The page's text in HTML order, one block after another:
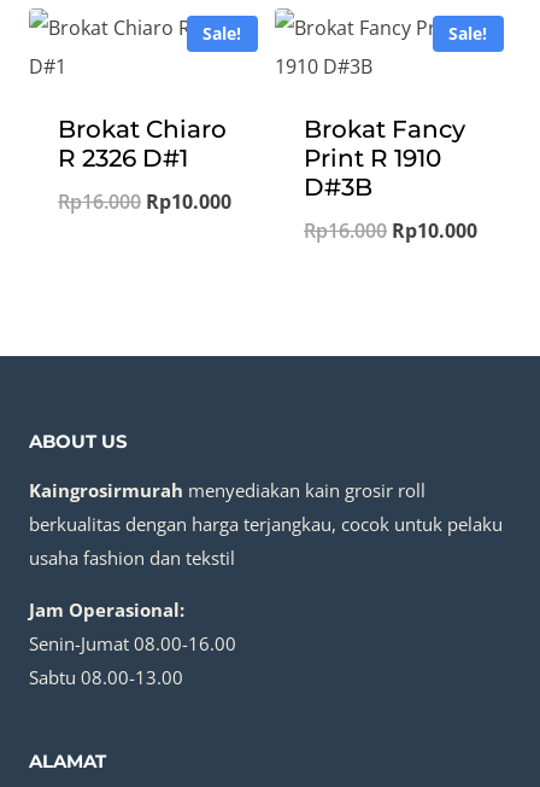
Rp16.000.Rp10.000.
Rp16.000.
Sale!
Brokat Chiaro
R 2326 D#1
Rp16.000 Original
Rp10.000Current
Sale!
Brokat Fancy
Print R 1910
D#3B
Rp16.000 Original
Rp10.000
ABOUT US
Kaingrosirmurah menyediakan kain grosir roll
berkualitas dengan harga terjangkau, cocok untuk pelaku
usaha fashion dan tekstil
Jam Operasional:
Senin-Jumat 08.00-16.00
Sabtu 08.00-13.00
ALAMAT